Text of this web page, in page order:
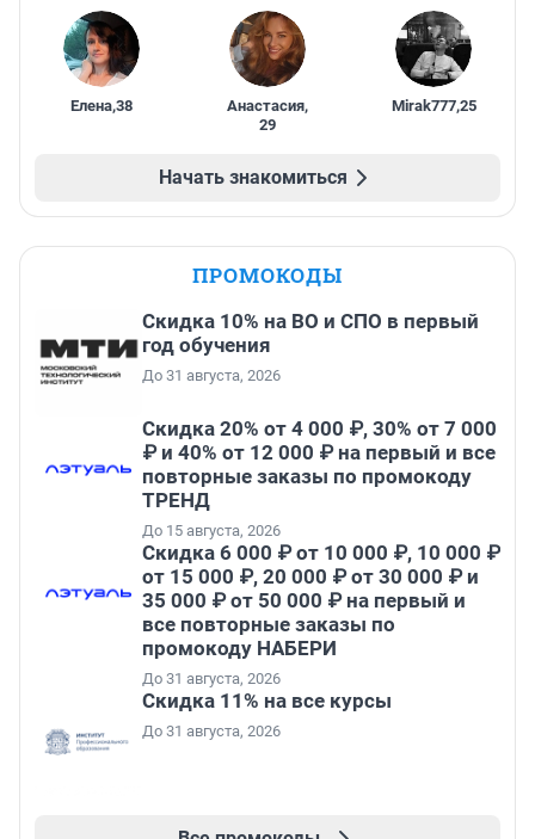
Елена,38 Анастасия,
29
Mirak777,25
Начать знакомиться
ПРОМОКОДЫ
Скидка 10% на ВО и СПО в первый
год обучения
До 31 августа, 2026
Скидка 20% от 4 000 ₽, 30% от 7 000
₽ и 40% от 12 000 ₽ на первый и все
повторные заказы по промокоду
ТРЕНД
До 15 августа, 2026
Скидка 6 000 ₽ от 10 000 ₽, 10 000 ₽
от 15 000 ₽, 20 000 ₽ от 30 000 ₽ и
35 000 ₽ от 50 000 ₽ на первый и
все повторные заказы по
промокоду НАБЕРИ
До 31 августа, 2026
Скидка 11% на все курсы
До 31 августа, 2026